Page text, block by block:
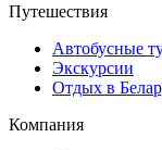
Путешествия
Автобусные
Экскурсии
Отдых в
Компания